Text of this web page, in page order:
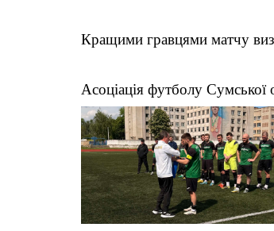
Кращими гравцями матчу
Асоціація футболу Сумської